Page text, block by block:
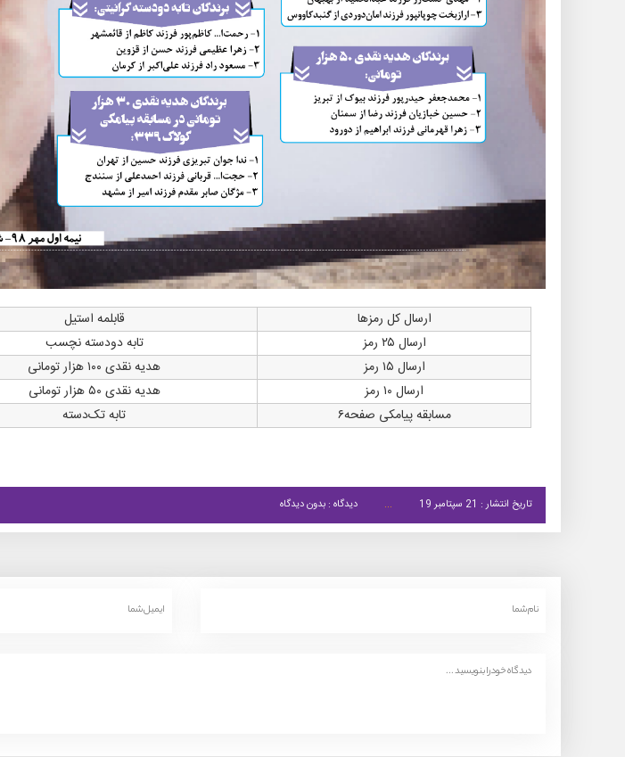
ارسال کل رمزها قابلمه استیل
ارسال ۲۵ رمز
تابه دودسته نچسب
ارسال ۱۵ رمز
هدیه نقدی ۱۰۰ هزار تومانی
ارسال ۱۰ رمز
هدیه نقدی ۵۰ هزار تومانی
مسابقه پیامکی صفحه۶
تابه تک‌دسته
تاریخ انتشار : 21 سپتامبر 19 دیدگاه : بدون دیدگاه